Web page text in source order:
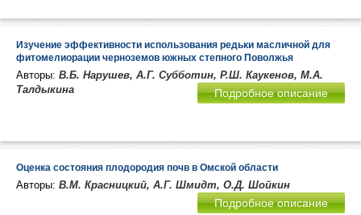
Изучение эффективности использования редьки масличной для
фитомелиорации черноземов южных степного Поволжья
Авторы: В.Б. Нарушев, А.Г. Субботин, Р.Ш. Каукенов, М.А.
Талдыкина
Подробное описание
Оценка состояния плодородия почв в Омской области
Авторы: В.М. Красницкий, А.Г. Шмидт, О.Д. Шойкин
Подробное описание